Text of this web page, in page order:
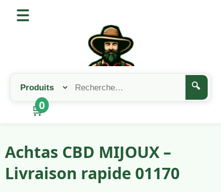
🔍
🛒
0
Achtas CBD MIJOUX –
Livraison rapide 01170